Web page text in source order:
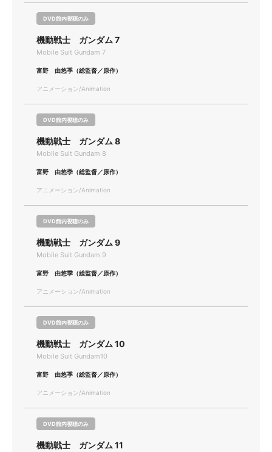
DVD館内視聴のみ
機動戦士 ガンダム 7
Mobile Suit Gundam 7
富野 由悠季（総監督／原作）
アニメーション/Animation
DVD館内視聴のみ
機動戦士 ガンダム 8
Mobile Suit Gundam 8
富野 由悠季（総監督／原作）
アニメーション/Animation
DVD館内視聴のみ
機動戦士 ガンダム 9
Mobile Suit Gundam 9
富野 由悠季（総監督／原作）
アニメーション/Animation
DVD館内視聴のみ
機動戦士 ガンダム 10
Mobile Suit Gundam10
富野 由悠季（総監督／原作）
アニメーション/Animation
DVD館内視聴のみ
機動戦士 ガンダム 11